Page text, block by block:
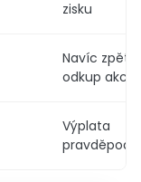
zisku
Navíc
odkup akcií
Výplata